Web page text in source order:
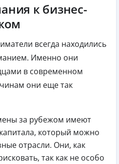
к бизнес-
всегда находились
Именно они
в современном
они еще так
за рубежом имеют
который можно
отрасли. Они, как
так как не особо